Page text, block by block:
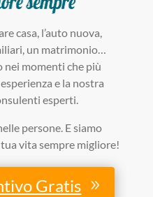
casa, l’auto nuova,
un matrimonio…
momenti che più
e la nostra
esperti.
persone. E siamo
vita sempre migliore!
Gratis